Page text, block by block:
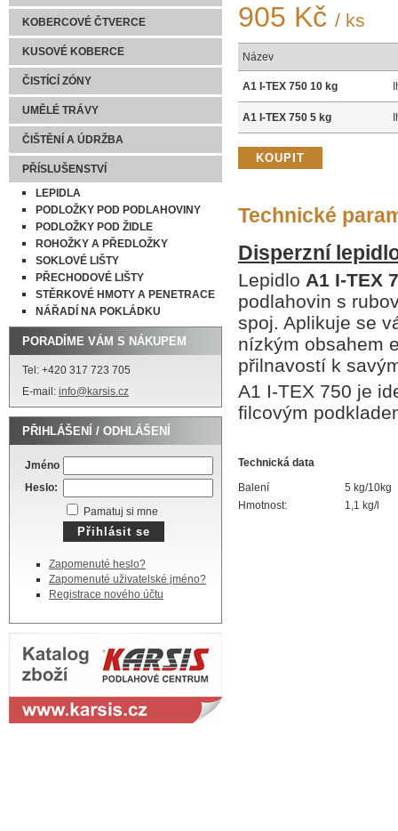
KOBERCOVÉ ČTVERCE
KUSOVÉ KOBERCE
ČISTÍCÍ ZÓNY
UMĚLÉ TRÁVY
ČIŠTĚNÍ A ÚDRŽBA
PŘÍSLUŠENSTVÍ
LEPIDLA
PODLOŽKY POD PODLAHOVINY
PODLOŽKY POD ŽIDLE
ROHOŽKY A PŘEDLOŽKY
SOKLOVÉ LIŠTY
PŘECHODOVÉ LIŠTY
STĚRKOVÉ HMOTY A PENETRACE
NÁŘADÍ NA POKLÁDKU
PORADÍME VÁM S NÁKUPEM
Tel: +420 317 723 705
E-mail: info@karsis.cz
PŘIHLÁŠENÍ / ODHLÁŠENÍ
Jméno
Heslo:
Pamatuj si mne
Zapomenuté heslo?
Zapomenuté uživatelské jméno?
Registrace nového účtu
905 Kč / ks
Název
A1 I-TEX 750 10 kg
A1 I-TEX 750 5 kg
Technické
Disperzní
Lepidlo A1 I-TEX
podlahovin s
spoj. Aplikuje se
nízkým obsahem
přilnavostí k
A1 I-TEX 750 je
filcovým
Technická data
Balení
5 kg/10kg
Hmotnost:
1,1 kg/l